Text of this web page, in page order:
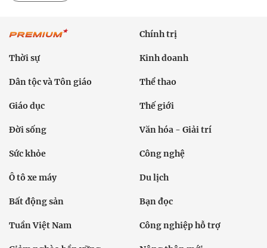
Chính trị
Thời sự Kinh doanh
Dân tộc và Tôn giáo Thể thao
Giáo dục Thế giới
Đời sống Văn hóa - Giải trí
Sức khỏe Công nghệ
Ô tô xe máy Du lịch
Bất động sản Bạn đọc
Tuần Việt Nam Công nghiệp hỗ trợ